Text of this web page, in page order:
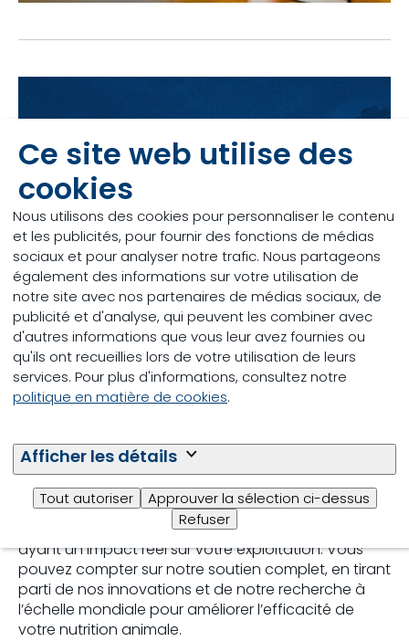
Ce site web utilise des
cookies
Nous utilisons des cookies pour personnaliser le contenu
et les publicités, pour fournir des fonctions de médias
sociaux et pour analyser notre trafic. Nous partageons
également des informations sur votre utilisation de
notre site avec nos partenaires de médias sociaux, de
publicité et d'analyse, qui peuvent les combiner avec
d'autres informations que vous leur avez fournies ou
qu'ils ont recueillies lors de votre utilisation de leurs
services. Pour plus d'informations, consultez notre
politique en matière de cookies.
Afficher les détails
Tout autoriser
Approuver la sélection ci-dessus
Refuser
Nous sommes votre
partenaire en nutrition
de précision
Nous sommes votre partenaire en nutrition de
précision en vous offrant des solutions qui
répondent aux normes internationales, tout en
ayant un impact réel sur votre exploitation. Vous
pouvez compter sur notre soutien complet, en tirant
parti de nos innovations et de notre recherche à
l’échelle mondiale pour améliorer l’efficacité de
votre nutrition animale.